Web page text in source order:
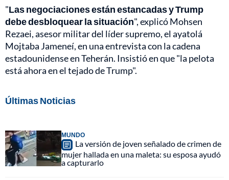
"Las negociaciones están estancadas y Trump
debe desbloquear la situación", explicó Mohsen
Rezaei, asesor militar del líder supremo, el ayatolá
Mojtaba Jameneí, en una entrevista con la cadena
estadounidense en Teherán. Insistió en que "la pelota
está ahora en el tejado de Trump".
Últimas Noticias
MUNDO
La versión de joven señalado de crimen de
mujer hallada en una maleta: su esposa ayudó
a capturarlo